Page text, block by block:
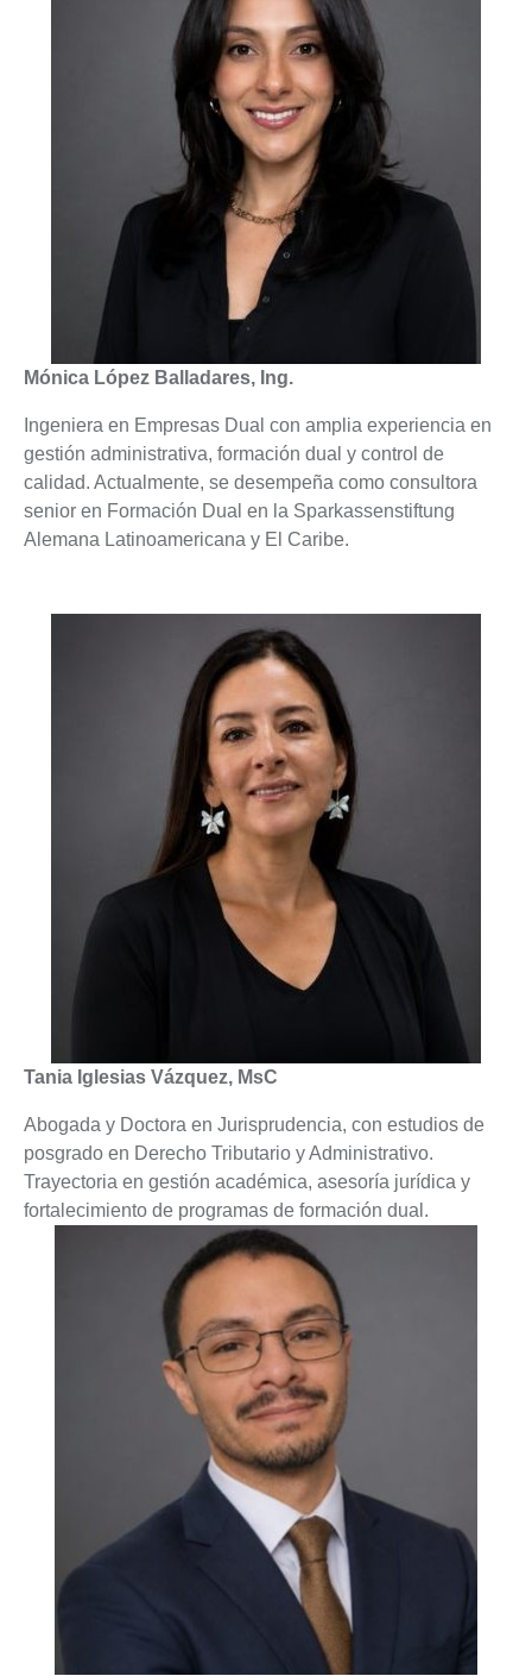
Mónica López Balladares, Ing.
Ingeniera en Empresas Dual con amplia experiencia en
gestión administrativa, formación dual y control de
calidad. Actualmente, se desempeña como consultora
senior en Formación Dual en la Sparkassenstiftung
Alemana Latinoamericana y El Caribe.
Tania Iglesias Vázquez, MsC
Abogada y Doctora en Jurisprudencia, con estudios de
posgrado en Derecho Tributario y Administrativo.
Trayectoria en gestión académica, asesoría jurídica y
fortalecimiento de programas de formación dual.